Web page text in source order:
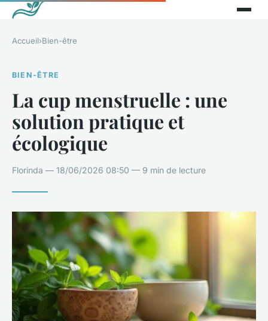
Accueil›Bien-être
BIEN-ÊTRE
La cup menstruelle : une
solution pratique et
écologique
Florinda — 18/06/2026 08:50 — 9 min de lecture